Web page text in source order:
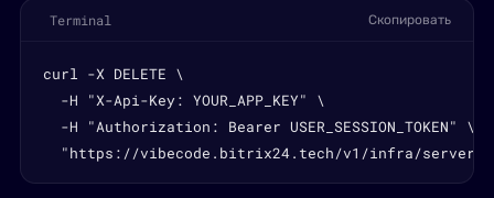
Terminal Скопировать
curl -X DELETE \
  -H "X-Api-Key: YOUR_APP_KEY" \
  -H "Authorization: Bearer USER_SESSION_TOKEN" \
"https://vibecode.bitrix24.tech/v1/infra/